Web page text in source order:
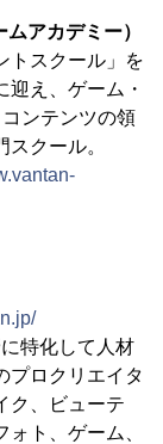
アカデミー）
トスクール」を
迎え、ゲーム・
ンテンツの領
クール。
特化して人材
プロクリエイタ
ク、ビューテ
ト、ゲーム、